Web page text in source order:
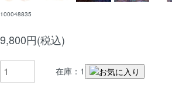
100048835
9,800円(税込)
在庫：1